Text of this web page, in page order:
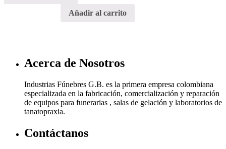
Añadir al carrito
Acerca de Nosotros
Industrias Fúnebres G.B. es la primera empresa colombiana
especializada en la fabricación, comercialización y reparación
de equipos para funerarias , salas de gelación y laboratorios de
tanatopraxia.
Contáctanos